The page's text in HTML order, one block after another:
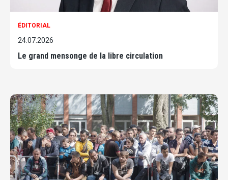
ÉDITORIAL
24.07.2026
Le grand mensonge de la libre circulation